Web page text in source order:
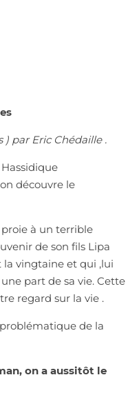
) par Eric Chédaille .
découvre le
à un terrible
de son fils Lipa
la vingtaine et qui ,lui
part de sa vie. Cette
regard sur la vie .
de la
on a aussitôt le